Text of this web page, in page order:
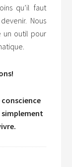
qu’il faut
Nous
un outil pour
conscience